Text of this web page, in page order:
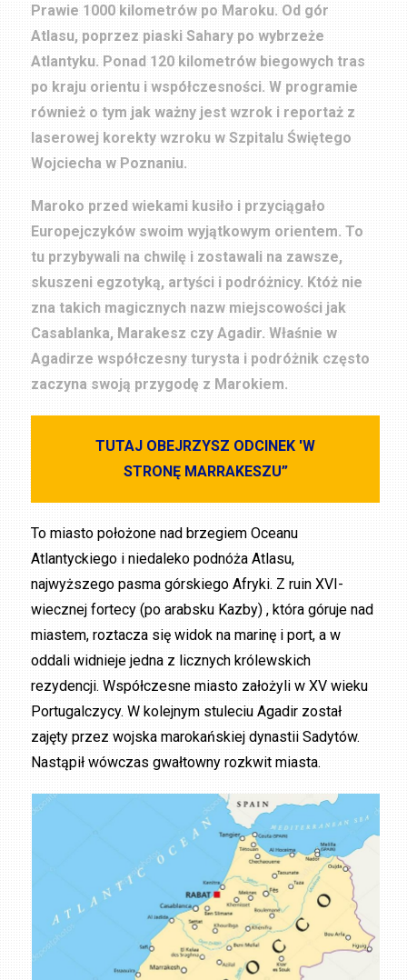
Prawie 1000 kilometrów po Maroku. Od gór
Atlasu, poprzez piaski Sahary po wybrzeże
Atlantyku. Ponad 120 kilometrów biegowych tras
po kraju orientu i współczesności. W programie
również o tym jak ważny jest wzrok i reportaż z
laserowej korekty wzroku w Szpitalu Świętego
Wojciecha w Poznaniu.
Maroko przed wiekami kusiło i przyciągało
Europejczyków swoim wyjątkowym orientem. To
tu przybywali na chwilę i zostawali na zawsze,
skuszeni egzotyką, artyści i podróżnicy. Któż nie
zna takich magicznych nazw miejscowości jak
Casablanka, Marakesz czy Agadir. Właśnie w
Agadirze współczesny turysta i podróżnik często
zaczyna swoją przygodę z Marokiem.
TUTAJ OBEJRZYSZ ODCINEK 'W
STRONĘ MARRAKESZU”
To miasto położone nad brzegiem Oceanu
Atlantyckiego i niedaleko podnóża Atlasu,
najwyższego pasma górskiego Afryki. Z ruin XVI-
wiecznej fortecy (po arabsku Kazby) , która góruje nad
miastem, roztacza się widok na marinę i port, a w
oddali widnieje jedna z licznych królewskich
rezydencji. Współczesne miasto założyli w XV wieku
Portugalczycy. W kolejnym stuleciu Agadir został
zajęty przez wojska marokańskiej dynastii Sadytów.
Nastąpił wówczas gwałtowny rozkwit miasta.